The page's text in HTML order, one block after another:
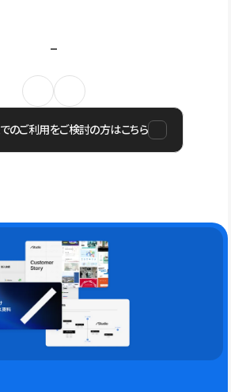
のご利用をご検討の方はこちら